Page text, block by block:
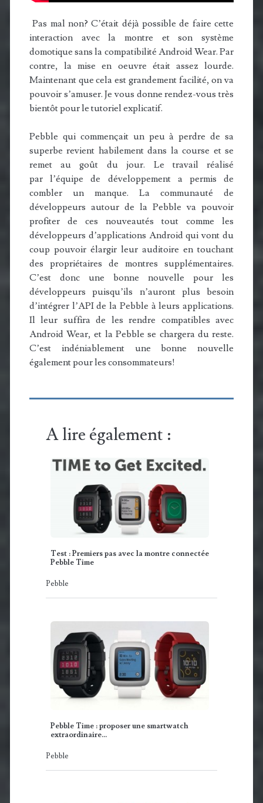
Pas mal non? C’était déjà possible de faire cette
interaction avec la montre et son système
domotique sans la compatibilité Android Wear. Par
contre, la mise en oeuvre était assez lourde.
Maintenant que cela est grandement facilité, on va
pouvoir s’amuser. Je vous donne rendez-vous très
bientôt pour le tutoriel explicatif.
Pebble qui commençait un peu à perdre de sa
superbe revient habilement dans la course et se
remet au goût du jour. Le travail réalisé
par l’équipe de développement a permis de
combler un manque. La communauté de
développeurs autour de la Pebble va pouvoir
profiter de ces nouveautés tout comme les
développeurs d’applications Android qui vont du
coup pouvoir élargir leur auditoire en touchant
des propriétaires de montres supplémentaires.
C’est donc une bonne nouvelle pour les
développeurs puisqu’ils n’auront plus besoin
d’intégrer l’API de la Pebble à leurs applications.
Il leur suffira de les rendre compatibles avec
Android Wear, et la Pebble se chargera du reste.
C’est indéniablement une bonne nouvelle
également pour les consommateurs!
A lire également :
Test : Premiers pas avec la montre connectée
Pebble Time
Pebble
Pebble Time : proposer une smartwatch
extraordinaire…
Pebble